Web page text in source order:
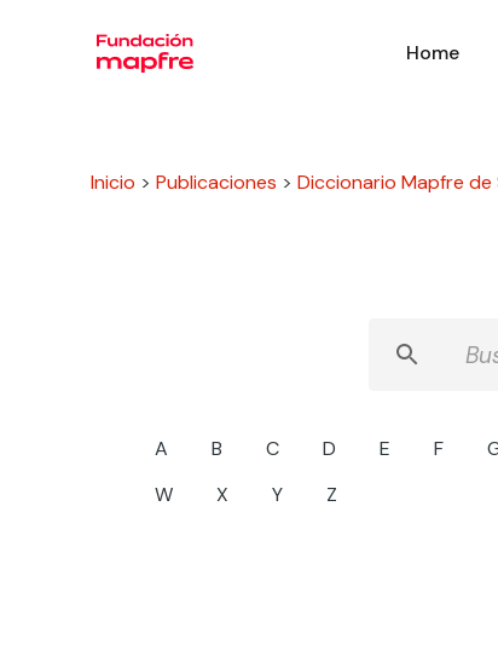
Home
Inicio > Publicaciones > Diccionario Mapfre de
A B C D E F
W
X Y Z